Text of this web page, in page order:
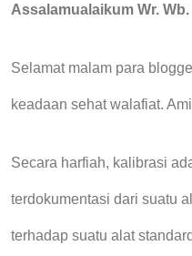
Assalamualaikum Wr. Wb.
Selamat malam para
keadaan sehat walafiat.
Secara harfiah, kalibrasi
terdokumentasi dari suatu
terhadap suatu alat